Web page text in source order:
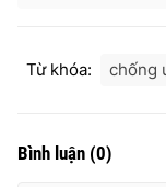
Từ khóa: chống
Bình luận (0)